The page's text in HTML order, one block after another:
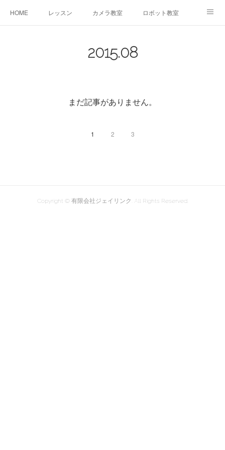
HOME レッスン カメラ教室 ロボット教室
2015.08
まだ記事がありません。
1 2 3
Copyright © 有限会社ジェイリンク. All Rights Reserved.